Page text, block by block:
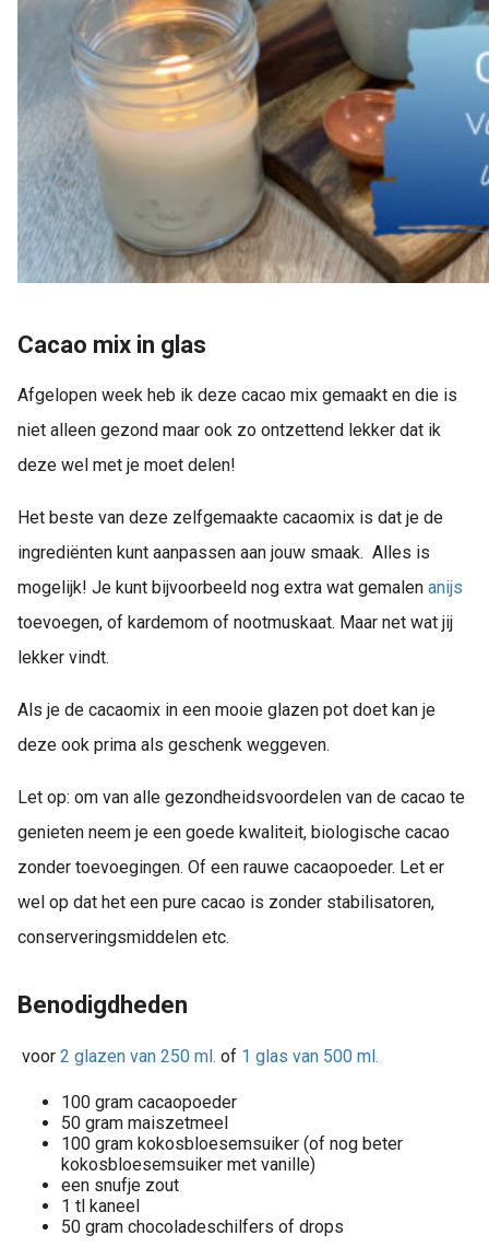
Cacao mix in glas
Afgelopen week heb ik deze cacao mix gemaakt en die is
niet alleen gezond maar ook zo ontzettend lekker dat ik
deze wel met je moet delen!
Het beste van deze zelfgemaakte cacaomix is dat je de
ingrediënten kunt aanpassen aan jouw smaak. Alles is
mogelijk! Je kunt bijvoorbeeld nog extra wat gemalen anijs
toevoegen, of kardemom of nootmuskaat. Maar net wat jij
lekker vindt.
Als je de cacaomix in een mooie glazen pot doet kan je
deze ook prima als geschenk weggeven.
Let op: om van alle gezondheidsvoordelen van de cacao te
genieten neem je een goede kwaliteit, biologische cacao
zonder toevoegingen. Of een rauwe cacaopoeder. Let er
wel op dat het een pure cacao is zonder stabilisatoren,
conserveringsmiddelen etc.
Benodigdheden
voor 2 glazen van 250 ml. of 1 glas van 500 ml.
100 gram cacaopoeder
50 gram maiszetmeel
100 gram kokosbloesemsuiker (of nog beter
kokosbloesemsuiker met vanille)
een snufje zout
1 tl kaneel
50 gram chocoladeschilfers of drops